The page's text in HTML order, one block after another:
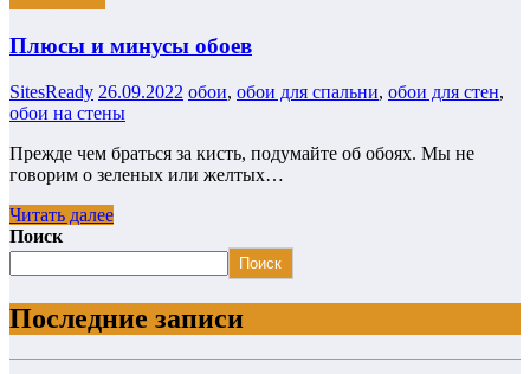
Плюсы и минусы обоев
SitesReady 26.09.2022 обои, обои для спальни, обои для стен,
обои на стены
Прежде чем браться за кисть, подумайте об обоях. Мы не
говорим о зеленых или желтых…
Читать далее
Поиск
Поиск
Последние записи